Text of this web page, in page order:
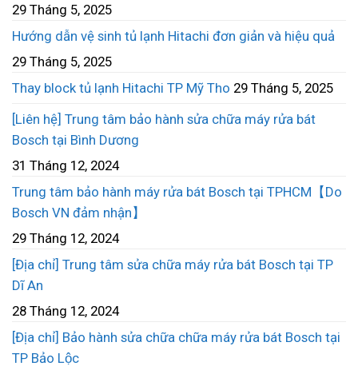
29 Tháng 5, 2025
Hướng dẫn vệ sinh tủ lạnh Hitachi đơn giản và hiệu quả
29 Tháng 5, 2025
Thay block tủ lạnh Hitachi TP Mỹ Tho 29 Tháng 5, 2025
[Liên hệ] Trung tâm bảo hành sửa chữa máy rửa bát
Bosch tại Bình Dương
31 Tháng 12, 2024
Trung tâm bảo hành máy rửa bát Bosch tại TPHCM【Do
Bosch VN đảm nhận】
29 Tháng 12, 2024
[Địa chỉ] Trung tâm sửa chữa máy rửa bát Bosch tại TP
Dĩ An
28 Tháng 12, 2024
[Địa chỉ] Bảo hành sửa chữa chữa máy rửa bát Bosch tại
TP Bảo Lộc